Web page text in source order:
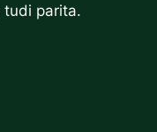
tudi parita.